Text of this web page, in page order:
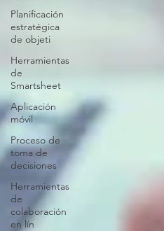
Planificación
estratégica
de objeti
Herramientas
de
Smartsheet
Aplicación
móvil
Proceso de
toma de
decisiones
Herramientas
de
colaboración
en lín